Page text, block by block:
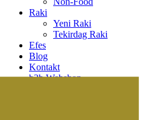
Raki
Yeni Raki
Tekirdag Raki
Efes
Blog
Kontakt
b2b Webshop